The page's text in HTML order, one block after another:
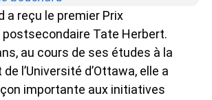
a reçu le premier Prix
Tate Herbert.
au cours de ses études à la
l’Université d’Ottawa, elle a
importante aux initiatives